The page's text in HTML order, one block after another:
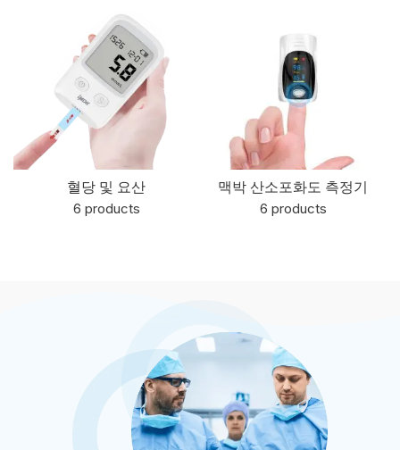
혈당 및 요산
6 products
맥박 산소포화도 측정기
6 products